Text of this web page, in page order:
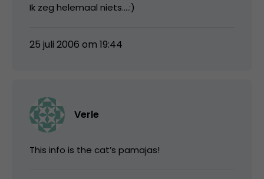
Ik zeg helemaal niets….:)
25 juli 2006 om 19:44
Verle
This info is the cat’s pamajas!